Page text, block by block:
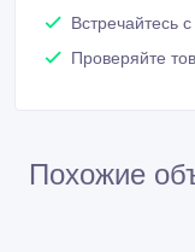
Встречайтесь
Проверяйте
Похожие